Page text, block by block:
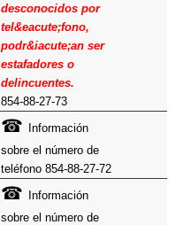
desconocidos por
tel&eacute;fono,
podr&iacute;an ser
estafadores o
delincuentes.
854-88-27-73
☎
Información
sobre el número de
teléfono 854-88-27-72
☎
Información
sobre el número de